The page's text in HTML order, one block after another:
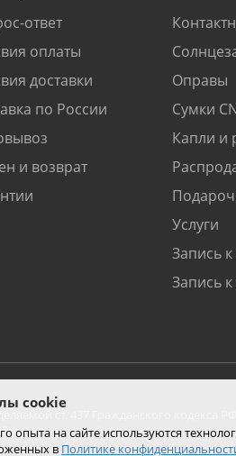
ответ
оплаты
доставки
по России
и возврат
Оправы
Сумки
Капли и
Услуги
Запись
Запись к
ст. 437 Гражданского кодекса РФ.
cookie
опыта на сайте используются
в Политике